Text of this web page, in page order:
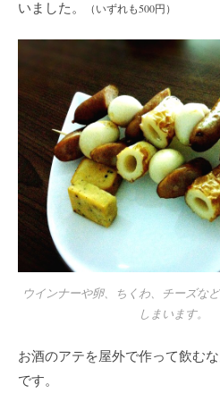
いました。
（いずれも500円）
ウインナーや卵、ちくわ、チーズな
しまいます。
お酒のアテを屋外で作って飲む
です。